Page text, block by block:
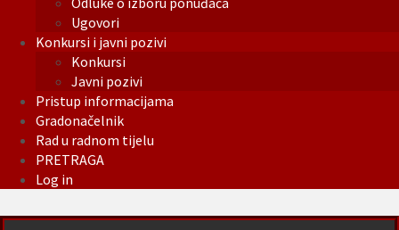
Ugovori
Konkursi i javni pozivi
Konkursi
Javni pozivi
Pristup informacijama
Gradonačelnik
Rad u radnom tijelu
PRETRAGA
Log in